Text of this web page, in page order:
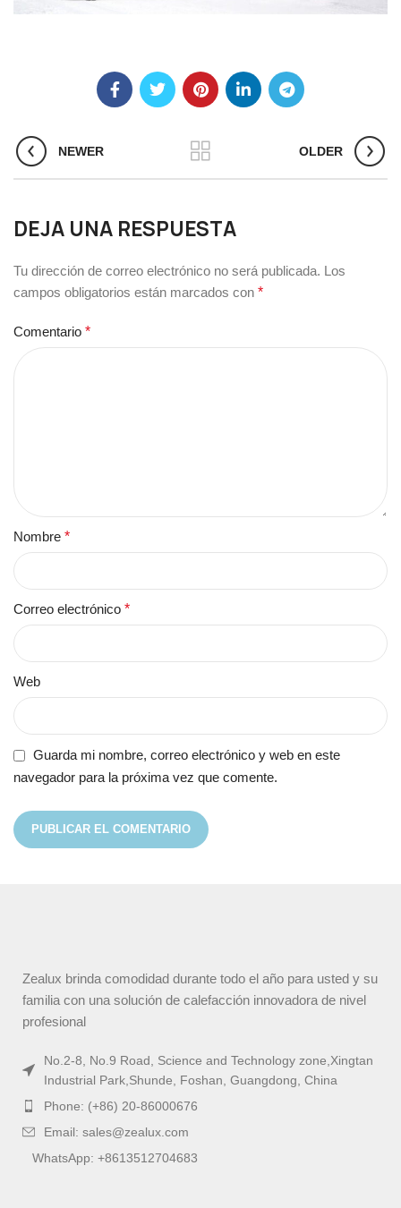
NEWER OLDER
DEJA UNA RESPUESTA
Tu dirección de correo electrónico no será publicada. Los
campos obligatorios están marcados con *
Comentario *
Nombre *
Correo electrónico *
Web
Guarda mi nombre, correo electrónico y web en este
navegador para la próxima vez que comente.
Zealux brinda comodidad durante todo el año para usted y su
familia con una solución de calefacción innovadora de nivel
profesional
No.2-8, No.9 Road, Science and Technology zone,Xingtan
Industrial Park,Shunde, Foshan, Guangdong, China
Phone: (+86) 20-86000676
Email: sales@zealux.com
WhatsApp: +8613512704683